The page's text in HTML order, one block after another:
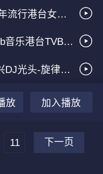
线Disco串烧 65Min
TVB粤语金曲大碟
精选港台流行女声B碟
放 加入播放
11 下一页